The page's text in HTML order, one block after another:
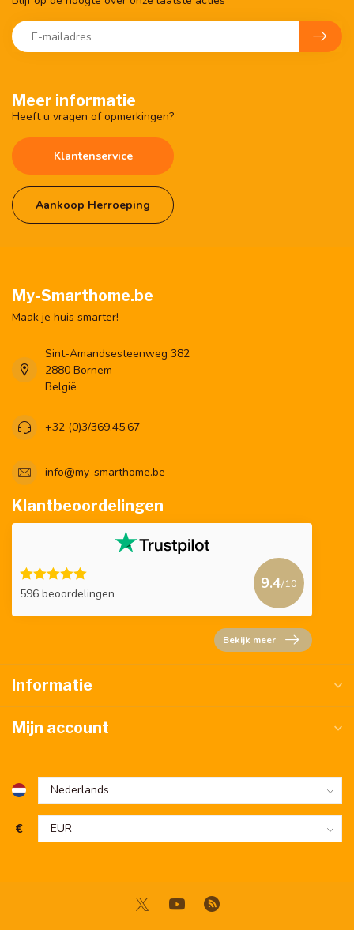
Meer informatie
Heeft u vragen of opmerkingen?
Klantenservice
Aankoop Herroeping
My-Smarthome.be
Maak je huis smarter!
Sint-Amandsesteenweg 382
2880 Bornem
België
+32 (0)3/369.45.67
info@my-smarthome.be
Klantbeoordelingen
596 beoordelingen
9.4/10
Bekijk meer
Informatie
Mijn account
€